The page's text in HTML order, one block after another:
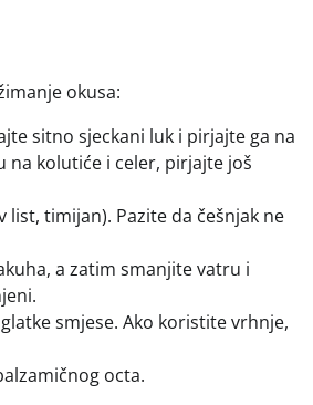
okusa:
sitno sjeckani luk i pirjajte ga na
kolutiće i celer, pirjajte još
timijan). Pazite da češnjak ne
a zatim smanjite vatru i
smjese. Ako koristite vrhnje,
octa.